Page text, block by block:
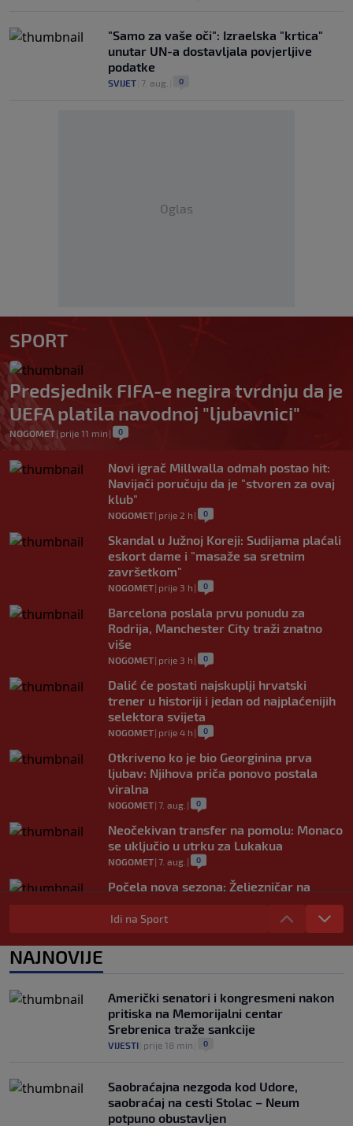
"Samo za vaše oči": Izraelska "krtica"
unutar UN-a dostavljala povjerljive
podatke
SVIJET 7. aug. 0
Oglas
SPORT
Predsjednik FIFA-e negira tvrdnju da je
UEFA platila navodnoj "ljubavnici"
NOGOMET| prije 11 min | 0
Novi igrač Millwalla odmah postao hit:
Navijači poručuju da je "stvoren za ovaj
klub"
NOGOMET| prije 2 h | 0
Skandal u Južnoj Koreji: Sudijama plaćali
eskort dame i "masaže sa sretnim
završetkom"
NOGOMET| prije 3 h | 0
Barcelona poslala prvu ponudu za
Rodrija, Manchester City traži znatno
više
NOGOMET| prije 3 h | 0
Dalić će postati najskuplji hrvatski
trener u historiji i jedan od najplaćenijih
selektora svijeta
NOGOMET| prije 4 h | 0
Otkriveno ko je bio Georginina prva
ljubav: Njihova priča ponovo postala
viralna
NOGOMET| 7. aug. | 0
Neočekivan transfer na pomolu: Monaco
se uključio u utrku za Lukakua
NOGOMET| 7. aug. | 0
Počela nova sezona: Željezničar na
NOGOMET|7. aug.
UEFA pokreće istragu: Je li Infantino
NOGOMET
Idi na Sport
NAJNOVIJE
Američki senatori i kongresmeni nakon
pritiska na Memorijalni centar
Srebrenica traže sankcije
VIJESTI prije 18 min 0
Saobraćajna nezgoda kod Udore,
saobraćaj na cesti Stolac – Neum
potpuno obustavljen